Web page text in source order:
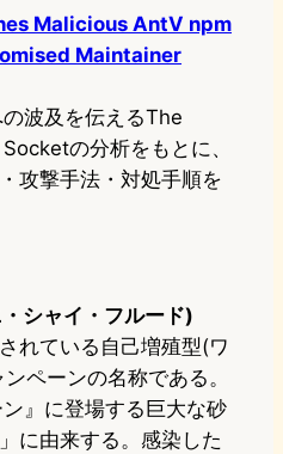
Malicious AntV npm
Maintainer
波及を伝えるThe
の分析をもとに、
攻撃手法・対処手順を
シャイ・フルード)
れている自己増殖型(ワ
ペーンの名称である。
』に登場する巨大な砂
に由来する。感染した